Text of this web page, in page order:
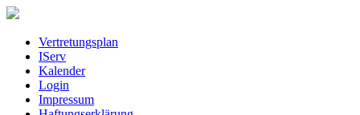
Vertretungsplan
IServ
Kalender
Login
Impressum